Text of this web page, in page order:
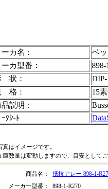
ーカ名：
ベ
ーカ型番：
898-
状：
DIP-
格：
15
説明：
ﾀｼ-ﾄ
はイメージです。
数量は変動しますので、目安として
商品名：
抵抗アレー 898-1-
メーカー型番：
898-1-R270